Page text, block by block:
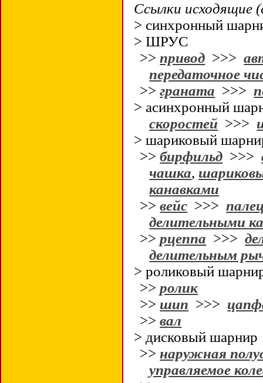
Ссылки исходящие
> синхронный
> ШРУС
>>привод >>>
передаточное
>>граната >>>
> асинхронный
скоростей >>>
> шариковый
>>бирфильд >>>
чашка,
канавками
>>вейс >>>
делительными
>>рцеппа >>>
делительным
> роликовый
>>ролик
>> шип >>>
>>вал
> дисковый шарнир
>> наружная
управляемое